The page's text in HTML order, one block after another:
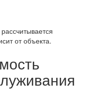
от объекта.